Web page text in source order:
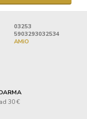
03253
5903293032534
AMiO
30 €